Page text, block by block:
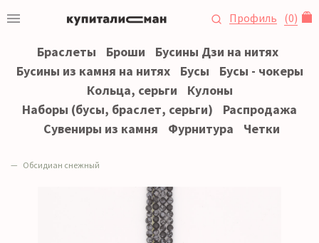
Профиль (0)
Браслеты Броши
Бусины Дзи на нитях
Бусины из камня на нитях
Бусы
Бусы - чокеры
Кольца, серьги
Кулоны
Наборы (бусы, браслет, серьги)
Распродажа
Сувениры из камня
Фурнитура Четки
Обсидиан снежный